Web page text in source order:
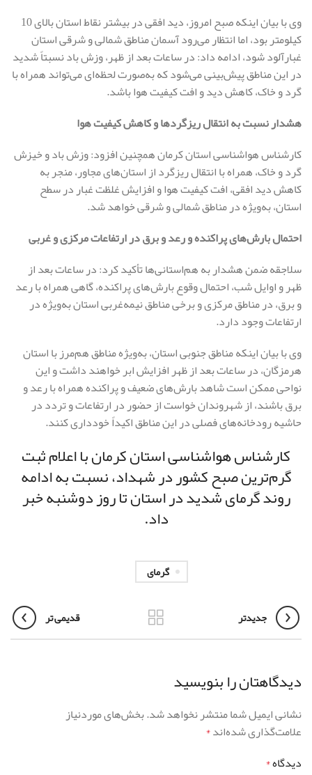
وی با بیان اینکه صبح امروز، دید افقی در بیشتر نقاط استان بالای 10
کیلومتر بود، اما انتظار می‌رود آسمان مناطق شمالی و شرقی استان
غبارآلود شود، ادامه داد: در ساعات بعد از ظهر، وزش باد نسبتاً شدید
در این مناطق پیش‌بینی می‌شود که به‌صورت لحظه‌ای می‌تواند همراه با
گرد و خاک، کاهش دید و افت کیفیت هوا باشد.
هشدار نسبت به انتقال ریزگردها و کاهش کیفیت هوا
کارشناس هواشناسی استان کرمان همچنین افزود: وزش باد و خیزش
گرد و خاک، همراه با انتقال ریزگرد از استان‌های مجاور، منجر به
کاهش دید افقی، افت کیفیت هوا و افزایش غلظت غبار در سطح
استان، به‌ویژه در مناطق شمالی و شرقی خواهد شد.
احتمال بارش‌های پراکنده و رعد و برق در ارتفاعات مرکزی و غربی
سلاجقه ضمن هشدار به هم‌استانی‌ها تأکید کرد: در ساعات بعد از
ظهر و اوایل شب، احتمال وقوع بارش‌های پراکنده، گاهی همراه با رعد
و برق، در مناطق مرکزی و برخی مناطق نیمه‌غربی استان به‌ویژه در
ارتفاعات وجود دارد.
وی با بیان اینکه مناطق جنوبی استان، به‌ویژه مناطق هم‌مرز با استان
هرمزگان، در ساعات بعد از ظهر افزایش ابر خواهند داشت و این
نواحی ممکن است شاهد بارش‌های ضعیف و پراکنده همراه با رعد و
برق باشند، از شهروندان خواست از حضور در ارتفاعات و تردد در
حاشیه رودخانه‌های فصلی در این مناطق اکیداً خودداری کنند.
کارشناس هواشناسی استان کرمان با اعلام ثبت
گرم‌ترین صبح کشور در شهداد، نسبت به ادامه
روند گرمای شدید در استان تا روز دوشنبه خبر
داد.
گرمای
جدیدتر قدیمی تر
دیدگاهتان را بنویسید
نشانی ایمیل شما منتشر نخواهد شد.بخش‌های موردنیاز
علامت‌گذاری شده‌اند*
دیدگاه*